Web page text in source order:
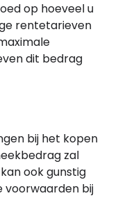
op hoeveel u
rentetarieven
dit bedrag
bij het kopen
zal
ook gunstig
voorwaarden bij